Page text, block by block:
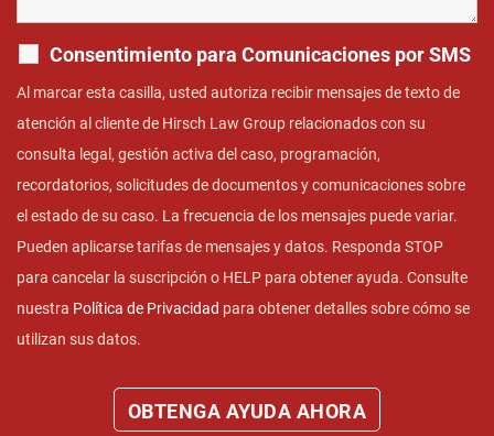
Consentimiento para Comunicaciones por SMS
Al marcar esta casilla, usted autoriza recibir mensajes de texto de
atención al cliente de Hirsch Law Group relacionados con su
consulta legal, gestión activa del caso, programación,
recordatorios, solicitudes de documentos y comunicaciones sobre
el estado de su caso. La frecuencia de los mensajes puede variar.
Pueden aplicarse tarifas de mensajes y datos. Responda STOP
para cancelar la suscripción o HELP para obtener ayuda. Consulte
nuestra Política de Privacidad para obtener detalles sobre cómo se
utilizan sus datos.